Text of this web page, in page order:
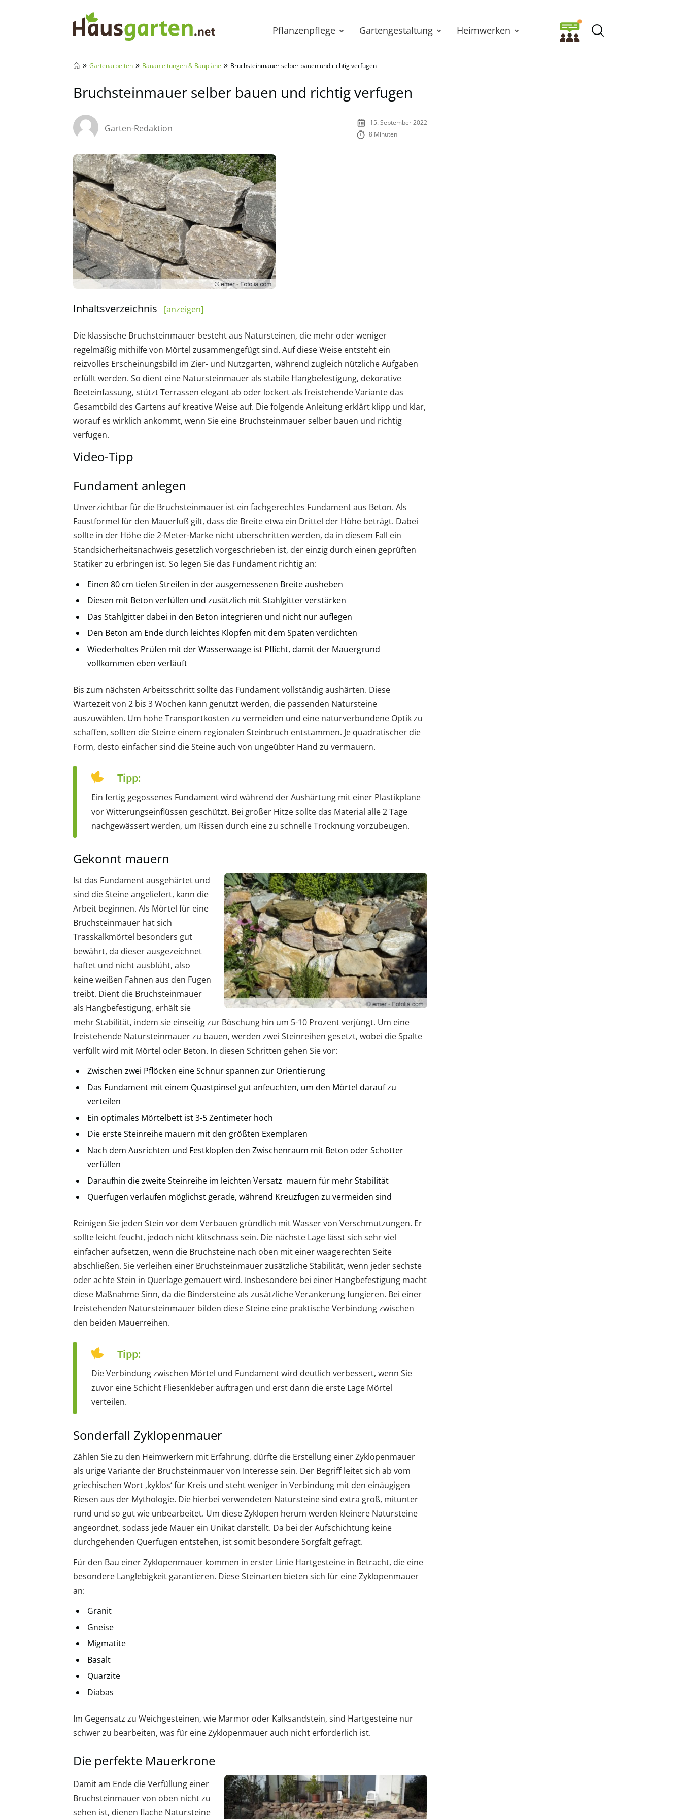
Pflanzenpflege Gartengestaltung Heimwerken
» Gartenarbeiten » Bauanleitungen & Baupläne » Bruchsteinmauer selber bauen und richtig verfugen
Bruchsteinmauer selber bauen und richtig verfugen
Garten-Redaktion
15. September 2022
8 Minuten
Inhaltsverzeichnis [anzeigen]
Die klassische Bruchsteinmauer besteht aus Natursteinen, die mehr oder weniger
regelmäßig mithilfe von Mörtel zusammengefügt sind. Auf diese Weise entsteht ein
reizvolles Erscheinungsbild im Zier- und Nutzgarten, während zugleich nützliche Aufgaben
erfüllt werden. So dient eine Natursteinmauer als stabile Hangbefestigung, dekorative
Beeteinfassung, stützt Terrassen elegant ab oder lockert als freistehende Variante das
Gesamtbild des Gartens auf kreative Weise auf. Die folgende Anleitung erklärt klipp und klar,
worauf es wirklich ankommt, wenn Sie eine Bruchsteinmauer selber bauen und richtig
verfugen.
Video-Tipp
Fundament anlegen
Unverzichtbar für die Bruchsteinmauer ist ein fachgerechtes Fundament aus Beton. Als
Faustformel für den Mauerfuß gilt, dass die Breite etwa ein Drittel der Höhe beträgt. Dabei
sollte in der Höhe die 2-Meter-Marke nicht überschritten werden, da in diesem Fall ein
Standsicherheitsnachweis gesetzlich vorgeschrieben ist, der einzig durch einen geprüften
Statiker zu erbringen ist. So legen Sie das Fundament richtig an:
Einen 80 cm tiefen Streifen in der ausgemessenen Breite ausheben
Diesen mit Beton verfüllen und zusätzlich mit Stahlgitter verstärken
Das Stahlgitter dabei in den Beton integrieren und nicht nur auflegen
Den Beton am Ende durch leichtes Klopfen mit dem Spaten verdichten
Wiederholtes Prüfen mit der Wasserwaage ist Pflicht, damit der Mauergrund
vollkommen eben verläuft
Bis zum nächsten Arbeitsschritt sollte das Fundament vollständig aushärten. Diese
Wartezeit von 2 bis 3 Wochen kann genutzt werden, die passenden Natursteine
auszuwählen. Um hohe Transportkosten zu vermeiden und eine naturverbundene Optik zu
schaffen, sollten die Steine einem regionalen Steinbruch entstammen. Je quadratischer die
Form, desto einfacher sind die Steine auch von ungeübter Hand zu vermauern.
Tipp:
Ein fertig gegossenes Fundament wird während der Aushärtung mit einer Plastikplane
vor Witterungseinflüssen geschützt. Bei großer Hitze sollte das Material alle 2 Tage
nachgewässert werden, um Rissen durch eine zu schnelle Trocknung vorzubeugen.
Gekonnt mauern
Ist das Fundament ausgehärtet und
sind die Steine angeliefert, kann die
Arbeit beginnen. Als Mörtel für eine
Bruchsteinmauer hat sich
Trasskalkmörtel besonders gut
bewährt, da dieser ausgezeichnet
haftet und nicht ausblüht, also
keine weißen Fahnen aus den Fugen
treibt. Dient die Bruchsteinmauer
als Hangbefestigung, erhält sie
mehr Stabilität, indem sie einseitig zur Böschung hin um 5-10 Prozent verjüngt. Um eine
freistehende Natursteinmauer zu bauen, werden zwei Steinreihen gesetzt, wobei die Spalte
verfüllt wird mit Mörtel oder Beton. In diesen Schritten gehen Sie vor:
Zwischen zwei Pflöcken eine Schnur spannen zur Orientierung
Das Fundament mit einem Quastpinsel gut anfeuchten, um den Mörtel darauf zu
verteilen
Ein optimales Mörtelbett ist 3-5 Zentimeter hoch
Die erste Steinreihe mauern mit den größten Exemplaren
Nach dem Ausrichten und Festklopfen den Zwischenraum mit Beton oder Schotter
verfüllen
Daraufhin die zweite Steinreihe im leichten Versatz mauern für mehr Stabilität
Querfugen verlaufen möglichst gerade, während Kreuzfugen zu vermeiden sind
Reinigen Sie jeden Stein vor dem Verbauen gründlich mit Wasser von Verschmutzungen. Er
sollte leicht feucht, jedoch nicht klitschnass sein. Die nächste Lage lässt sich sehr viel
einfacher aufsetzen, wenn die Bruchsteine nach oben mit einer waagerechten Seite
abschließen. Sie verleihen einer Bruchsteinmauer zusätzliche Stabilität, wenn jeder sechste
oder achte Stein in Querlage gemauert wird. Insbesondere bei einer Hangbefestigung macht
diese Maßnahme Sinn, da die Bindersteine als zusätzliche Verankerung fungieren. Bei einer
freistehenden Natursteinmauer bilden diese Steine eine praktische Verbindung zwischen
den beiden Mauerreihen.
Tipp:
Die Verbindung zwischen Mörtel und Fundament wird deutlich verbessert, wenn Sie
zuvor eine Schicht Fliesenkleber auftragen und erst dann die erste Lage Mörtel
verteilen.
Sonderfall Zyklopenmauer
Zählen Sie zu den Heimwerkern mit Erfahrung, dürfte die Erstellung einer Zyklopenmauer
als urige Variante der Bruchsteinmauer von Interesse sein. Der Begriff leitet sich ab vom
griechischen Wort ‚kyklos‘ für Kreis und steht weniger in Verbindung mit den einäugigen
Riesen aus der Mythologie. Die hierbei verwendeten Natursteine sind extra groß, mitunter
rund und so gut wie unbearbeitet. Um diese Zyklopen herum werden kleinere Natursteine
angeordnet, sodass jede Mauer ein Unikat darstellt. Da bei der Aufschichtung keine
durchgehenden Querfugen entstehen, ist somit besondere Sorgfalt gefragt.
Für den Bau einer Zyklopenmauer kommen in erster Linie Hartgesteine in Betracht, die eine
besondere Langlebigkeit garantieren. Diese Steinarten bieten sich für eine Zyklopenmauer
an:
Granit
Gneise
Migmatite
Basalt
Quarzite
Diabas
Im Gegensatz zu Weichgesteinen, wie Marmor oder Kalksandstein, sind Hartgesteine nur
schwer zu bearbeiten, was für eine Zyklopenmauer auch nicht erforderlich ist.
Die perfekte Mauerkrone
Damit am Ende die Verfüllung einer
Bruchsteinmauer von oben nicht zu
sehen ist, dienen flache Natursteine